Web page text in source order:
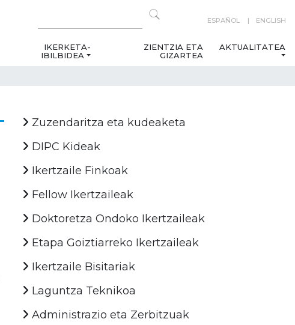
ESPAÑOL ENGLISH
IKERKETA-
IBILBIDEA
ZIENTZIA ETA
GIZARTEA
AKTUALITATEA
Zuzendaritza eta kudeaketa
DIPC Kideak
Ikertzaile Finkoak
Fellow Ikertzaileak
Doktoretza Ondoko Ikertzaileak
Etapa Goiztiarreko Ikertzaileak
Ikertzaile Bisitariak
Laguntza Teknikoa
Administrazio eta Zerbitzuak